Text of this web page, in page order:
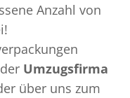
Anzahl von
Umzugsfirma
über uns zum